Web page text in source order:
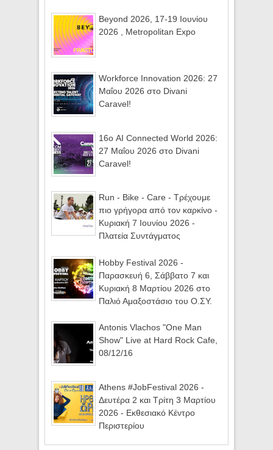
Beyond 2026, 17-19 Ιουνίου
2026 , Metropolitan Expo
Workforce Innovation 2026: 27
Μαΐου 2026 στο Divani
Caravel!
16ο AI Connected World 2026:
27 Μαΐου 2026 στο Divani
Caravel!
Run - Bike - Care - Τρέχουμε
πιο γρήγορα από τον καρκίνο -
Κυριακή 7 Ιουνίου 2026 -
Πλατεία Συντάγματος
Hobby Festival 2026 -
Παρασκευή 6, Σάββατο 7 και
Κυριακή 8 Μαρτίου 2026 στο
Παλιό Αμαξοστάσιο του Ο.ΣΥ.
Antonis Vlachos "One Man
Show" Live at Hard Rock Cafe,
08/12/16
Athens #JobFestival 2026 -
Δευτέρα 2 και Τρίτη 3 Μαρτίου
2026 - Εκθεσιακό Κέντρο
Περιστερίου